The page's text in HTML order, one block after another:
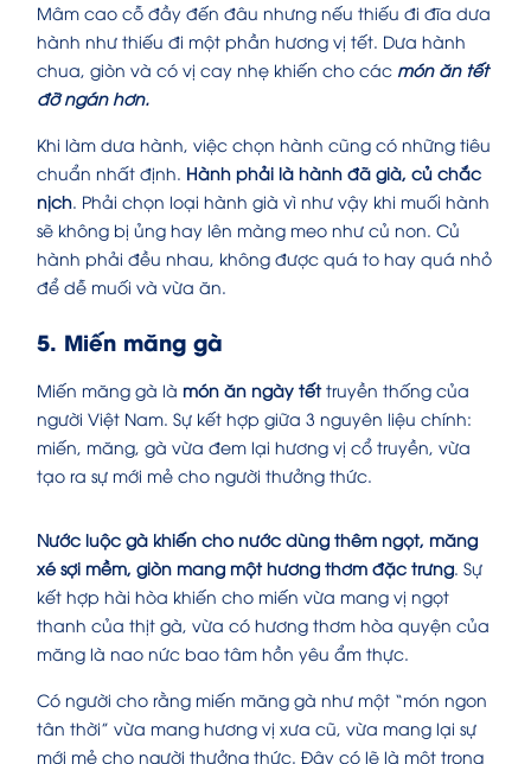
Mâm cao cỗ đầy đến đâu nhưng nếu thiếu đi đĩa dưa
hành như thiếu đi một phần hương vị tết. Dưa hành
chua, giòn và có vị cay nhẹ khiến cho các món ăn tết
đỡ ngán hơn.
Khi làm dưa hành, việc chọn hành cũng có những tiêu
chuẩn nhất định. Hành phải là hành đã già, củ chắc
nịch. Phải chọn loại hành già vì như vậy khi muối hành
sẽ không bị ủng hay lên màng meo như củ non. Củ
hành phải đều nhau, không được quá to hay quá nhỏ
để dễ muối và vừa ăn.
5. Miến măng gà
Miến măng gà là món ăn ngày tếttruyền thống của
người Việt Nam. Sự kết hợp giữa 3 nguyên liệu chính:
miến, măng, gà vừa đem lại hương vị cổ truyền, vừa
tạo ra sự mới mẻ cho người thưởng thức.
Nước luộc gà khiến cho nước dùng thêm ngọt, măng
xé sợi mềm, giòn mang một hương thơm đặc trưng. Sự
kết hợp hài hòa khiến cho miến vừa mang vị ngọt
thanh của thịt gà, vừa có hương thơm hòa quyện của
măng là nao nức bao tâm hồn yêu ẩm thực.
Có người cho rằng miến măng gà như một “món ngon
tân thời” vừa mang hương vị xưa cũ, vừa mang lại sự
mới mẻ cho người thưởng thức. Đây có lẽ là một trong